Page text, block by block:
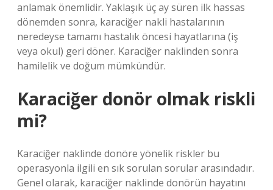
anlamak önemlidir. Yaklaşık üç ay süren ilk hassas
dönemden sonra, karaciğer nakli hastalarının
neredeyse tamamı hastalık öncesi hayatlarına (iş
veya okul) geri döner. Karaciğer naklinden sonra
hamilelik ve doğum mümkündür.
Karaciğer donör olmak riskli
mi?
Karaciğer naklinde donöre yönelik riskler bu
operasyonla ilgili en sık sorulan sorular arasındadır.
Genel olarak, karaciğer naklinde donörün hayatını